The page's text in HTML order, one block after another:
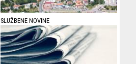
SLUŽBENE NOVINE